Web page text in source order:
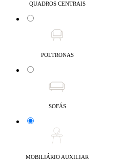
QUADROS CENTRAIS
POLTRONAS
SOFÁS
MOBILIÁRIO AUXILIAR